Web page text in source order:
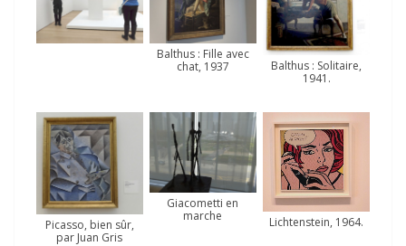
Balthus : Fille avec
chat, 1937
Balthus : Solitaire,
1941.
Picasso, bien sûr,
par Juan Gris
Giacometti en
marche
Lichtenstein, 1964.